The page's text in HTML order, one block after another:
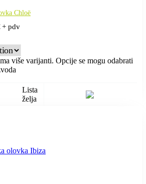
Chloë
+ pdv
više varijanti. Opcije se mogu odabrati
Lista
želja